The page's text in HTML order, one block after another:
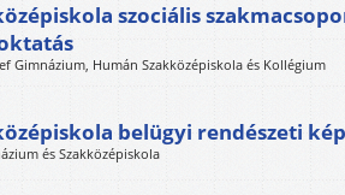
szociális
Gimnázium, Humán Szakközépiskola és Kollégium
belügyi rendészeti
és Szakközépiskola